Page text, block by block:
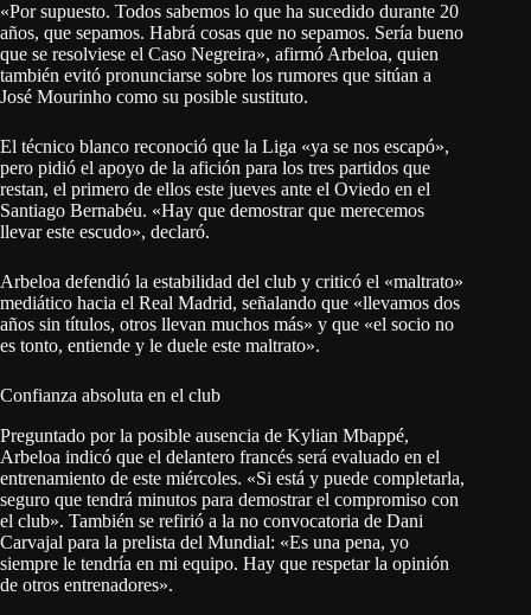
«Por supuesto. Todos sabemos lo que ha sucedido durante 20
años, que sepamos. Habrá cosas que no sepamos. Sería bueno
que se resolviese el Caso Negreira», afirmó Arbeloa, quien
también evitó pronunciarse sobre los rumores que sitúan a
José Mourinho como su posible sustituto.
El técnico blanco reconoció que la Liga «ya se nos escapó»,
pero pidió el apoyo de la afición para los tres partidos que
restan, el primero de ellos este jueves ante el Oviedo en el
Santiago Bernabéu. «Hay que demostrar que merecemos
llevar este escudo», declaró.
Arbeloa defendió la estabilidad del club y criticó el «maltrato»
mediático hacia el Real Madrid, señalando que «llevamos dos
años sin títulos, otros llevan muchos más» y que «el socio no
es tonto, entiende y le duele este maltrato».
Confianza absoluta en el club
Preguntado por la posible ausencia de Kylian Mbappé,
Arbeloa indicó que el delantero francés será evaluado en el
entrenamiento de este miércoles. «Si está y puede completarla,
seguro que tendrá minutos para demostrar el compromiso con
el club». También se refirió a la no convocatoria de Dani
Carvajal para la prelista del Mundial: «Es una pena, yo
siempre le tendría en mi equipo. Hay que respetar la opinión
de otros entrenadores».